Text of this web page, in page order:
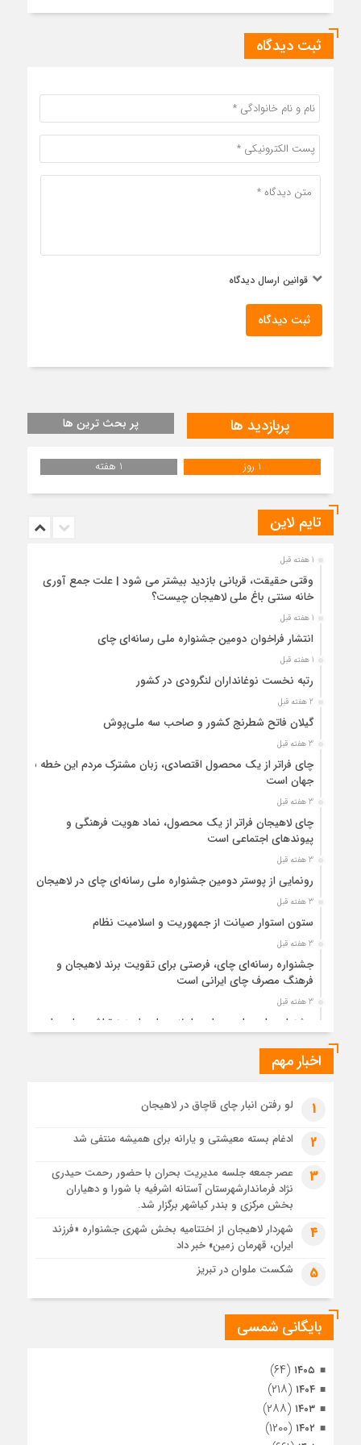
ثبت دیدگاه
قوانین ارسال دیدگاه
ثبت دیدگاه
پربازدید ها پر بحث ترین ها
1 روز 1 هفته
تایم لاین
1 هفته قبل
وقتی حقیقت، قربانی بازدید بیشتر می شود | علت جمع آوری
خانه سنتی باغ ملی لاهیجان چیست؟
1 هفته قبل
انتشار فراخوان دومین جشنواره ملی رسانه‌ای چای
1 هفته قبل
رتبه نخست نوغانداران لنگرودی در کشور
2 هفته قبل
گیلان فاتح شطرنج کشور و صاحب سه ملی‌پوش
3 هفته قبل
چای فراتر از یک محصول اقتصادی، زبان مشترک مردم این خطه با
جهان است
3 هفته قبل
چای لاهیجان فراتر از یک محصول، نماد هویت فرهنگی و
پیوندهای اجتماعی است
3 هفته قبل
رونمایی از پوستر دومین جشنواره ملی رسانه‌ای چای در لاهیجان
3 هفته قبل
ستون استوار صیانت از جمهوریت و اسلامیت نظام
3 هفته قبل
جشنواره رسانه‌ای چای، فرصتی برای تقویت برند لاهیجان و
فرهنگ مصرف چای ایرانی است
3 هفته قبل
جشنواره ملی چای، حمایت از لاهیجان یا هزینه‌تراشی برای چای
1 ماه قبل
1 ماه قبل
رئوف
تصاویر هوایی مراسم تشییع پیکر مطهر آقای شهید ایران – مشهد
مراسم تشییع پیکر مطهر آقای شهید ایران – مشهد
تصاویری از تراکم جمعیت حاضر در میدان ثورهالعشرین نجف
اشرف
اخبار مهم
1 لو رفتن انبار چای قاچاق در لاهیجان
2 ادغام بسته معیشتی و یارانه برای همیشه منتفی شد
3
عصر جمعه جلسه مدیریت بحران با حضور رحمت حیدری
نژاد فرماندارشهرستان آستانه اشرفیه با شورا و دهیاران
بخش مرکزی و بندر کیاشهر برگزار شد.
4
شهردار لاهیجان از اختتامیه بخش شهری جشنواره «فرزند
ایران، قهرمان زمین» خبر داد
5 شکست ملوان در تبریز
بایگانی شمسی
۱۴۰۵ (۶۴)
۱۴۰۴ (۲۱۸)
۱۴۰۳ (۲۸۸)
۱۴۰۲ (۱۲۰۰)